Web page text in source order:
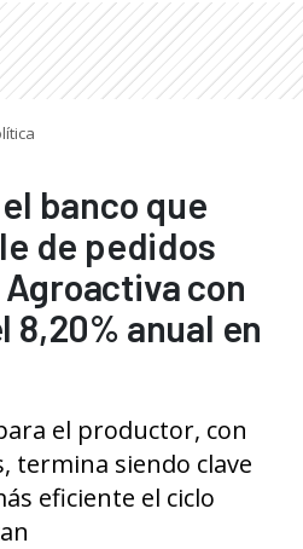
banco que
de pedidos
con
8,20% anual en
el productor, con
termina siendo clave
eficiente el ciclo